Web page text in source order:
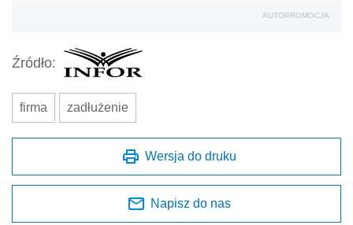
AUTOPROMOCJA
Źródło:
firma zadłużenie
Wersja do druku
Napisz do nas